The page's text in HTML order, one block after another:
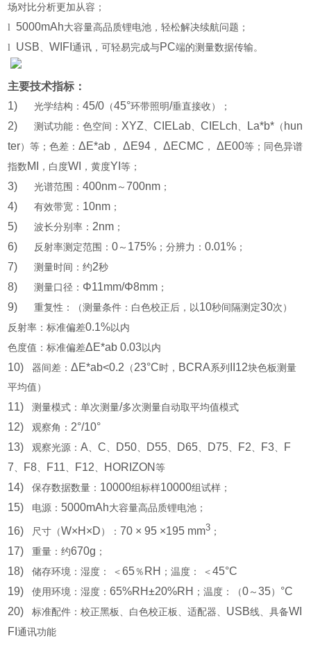
场对比分析更加从容；
l 5000mAh大容量高品质锂电池，轻松解决续航问题；
l USB、WIFI通讯，可轻易完成与PC端的测量数据传输。
主要技术指标：
1)光学结构：45/0 （45°环带照明/垂直接收）；
2)测试功能：色空间：XYZ、CIELab、CIELch、 La*b* （ hun
ter）等；色差：ΔE*ab ， ΔE94 ， ΔECMC ， ΔE00等；同色异谱
指数 MI ，白度WI ，黄度YI等；
3)光谱范围：400nm ～ 700nm ；
4)有效带宽： 10nm ；
5)波长分别率：2nm ；
6) 反射率测定范围：0 ～ 175% ；分辨力：0.01% ；
7)测量时间：约2秒
8)测量口径： Φ11mm/Φ8mm ；
9)重复性：（测量条件：白色校正后，以10秒间隔测定30次）
反射率：标准偏差0.1%以内
色度值：标准偏差ΔE*ab 0.03以内
10)器间差：ΔE*ab<0.2 （23°C时， BCRA系列 II12块色板测量
平均值）
11)测量模式：单次测量/多次测量自动取平均值模式
12)观察角：2°/10°
13)观察光源：A、C、 D50、 D55、 D65、 D75、 F2、 F3、
F
7、 F8、 F11、 F12、 HORIZON等
14)保存数据数量： 10000组标样10000组试样；
15) 电源： 5000mAh大容量高品质锂电池；
16) 尺寸（W×H×D ）： 70 × 95 ×195 mm3 ；
17)重量：约670g ；
18)储存环境：湿度： ＜65％ RH ；温度： ＜45°C
19)使用环境：湿度：65%RH±20%RH ；温度：（0 ～35） °C
20)标准配件：校正黑板、白色校正板、适配器、 USB线、具备WI
FI通讯功能